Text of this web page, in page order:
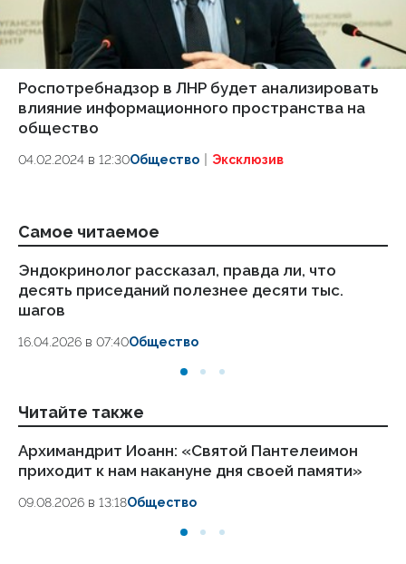
Роспотребнадзор в ЛНР будет анализировать
влияние информационного пространства на
общество
04.02.2024 в 12:30Общество Эксклюзив
Самое читаемое
Эндокринолог рассказал, правда ли, что
десять приседаний полезнее десяти тыс.
шагов
16.04.2026 в 07:40Общество
Читайте также
Архимандрит Иоанн: «Святой Пантелеимон
приходит к нам накануне дня своей памяти»
09.08.2026 в 13:18Общество